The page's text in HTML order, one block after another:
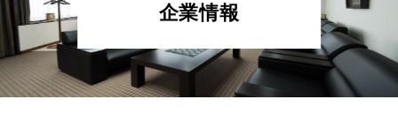
企業情報